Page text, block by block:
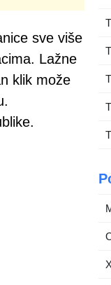
sve više
Lažne
klik može